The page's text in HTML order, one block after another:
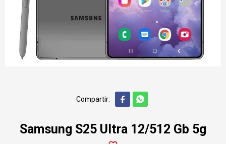
 
Samsung S25 Ultra 12/512 Gb 5g